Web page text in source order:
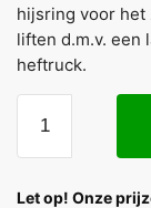
hijsring voor het
liften d.m.v. een
heftruck.
Let op! Onze